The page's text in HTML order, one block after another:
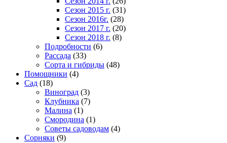
Сезон 2015 г. (31)
Сезон 2016г. (28)
Сезон 2017 г. (20)
Сезон 2018 г. (8)
Подробности (6)
Рассада (33)
Сорта и гибриды (48)
Помощники (4)
Сад (18)
Виноград (3)
Клубника (7)
Малина (1)
Смородина (1)
Советы садоводам (4)
Сорняки (9)